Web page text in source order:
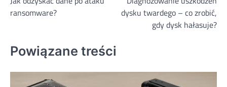
wpisu
ransomware?
dysku twardego – co zrobić,
gdy dysk hałasuje?
Powiązane treści